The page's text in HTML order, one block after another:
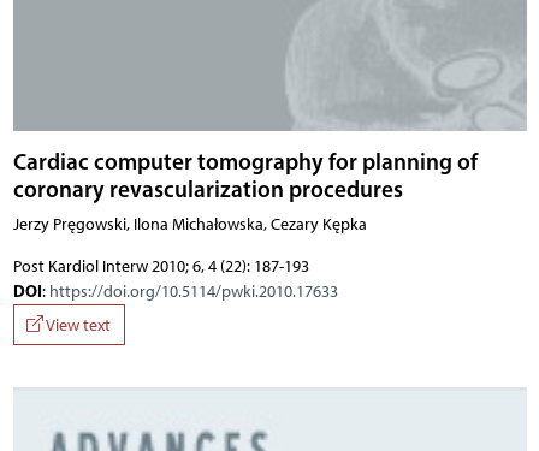
Cardiac computer tomography for planning of
coronary revascularization procedures
Jerzy Pręgowski, Ilona Michałowska, Cezary Kępka
Post Kardiol Interw 2010; 6, 4 (22): 187-193
DOI: https://doi.org/10.5114/pwki.2010.17633
View text